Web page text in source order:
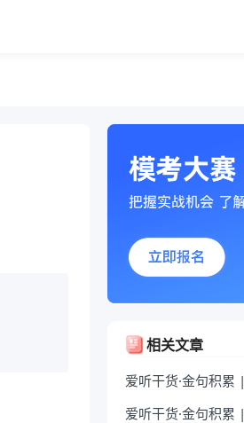
相关备考资料
相关文章
爱听干货·金句积累
爱听干货·金句积累